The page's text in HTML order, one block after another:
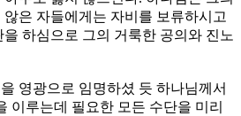
은 자들에게는 자비를 보류하시고
하심으로 그의 거룩한 공의와 진노
영광으로 임명하셨 듯 하나님께서
이루는데 필요한 모든 수단을 미리